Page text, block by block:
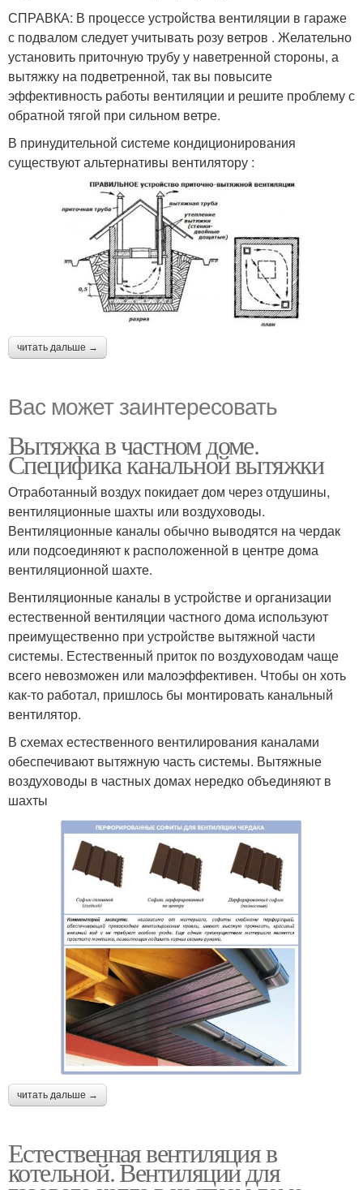
СПРАВКА: В процессе устройства вентиляции в гараже
с подвалом следует учитывать розу ветров . Желательно
установить приточную трубу у наветренной стороны, а
вытяжку на подветренной, так вы повысите
эффективность работы вентиляции и решите проблему с
обратной тягой при сильном ветре.
В принудительной системе кондиционирования
существуют альтернативы вентилятору :
читать дальше →
Вас может заинтересовать
Вытяжка в частном доме.
Специфика канальной вытяжки
Отработанный воздух покидает дом через отдушины,
вентиляционные шахты или воздуховоды.
Вентиляционные каналы обычно выводятся на чердак
или подсоединяют к расположенной в центре дома
вентиляционной шахте.
Вентиляционные каналы в устройстве и организации
естественной вентиляции частного дома используют
преимущественно при устройстве вытяжной части
системы. Естественный приток по воздуховодам чаще
всего невозможен или малоэффективен. Чтобы он хоть
как-то работал, пришлось бы монтировать канальный
вентилятор.
В схемах естественного вентилирования каналами
обеспечивают вытяжную часть системы. Вытяжные
воздуховоды в частных домах нередко объединяют в
шахты
читать дальше →
Естественная вентиляция в
котельной. Вентиляции для